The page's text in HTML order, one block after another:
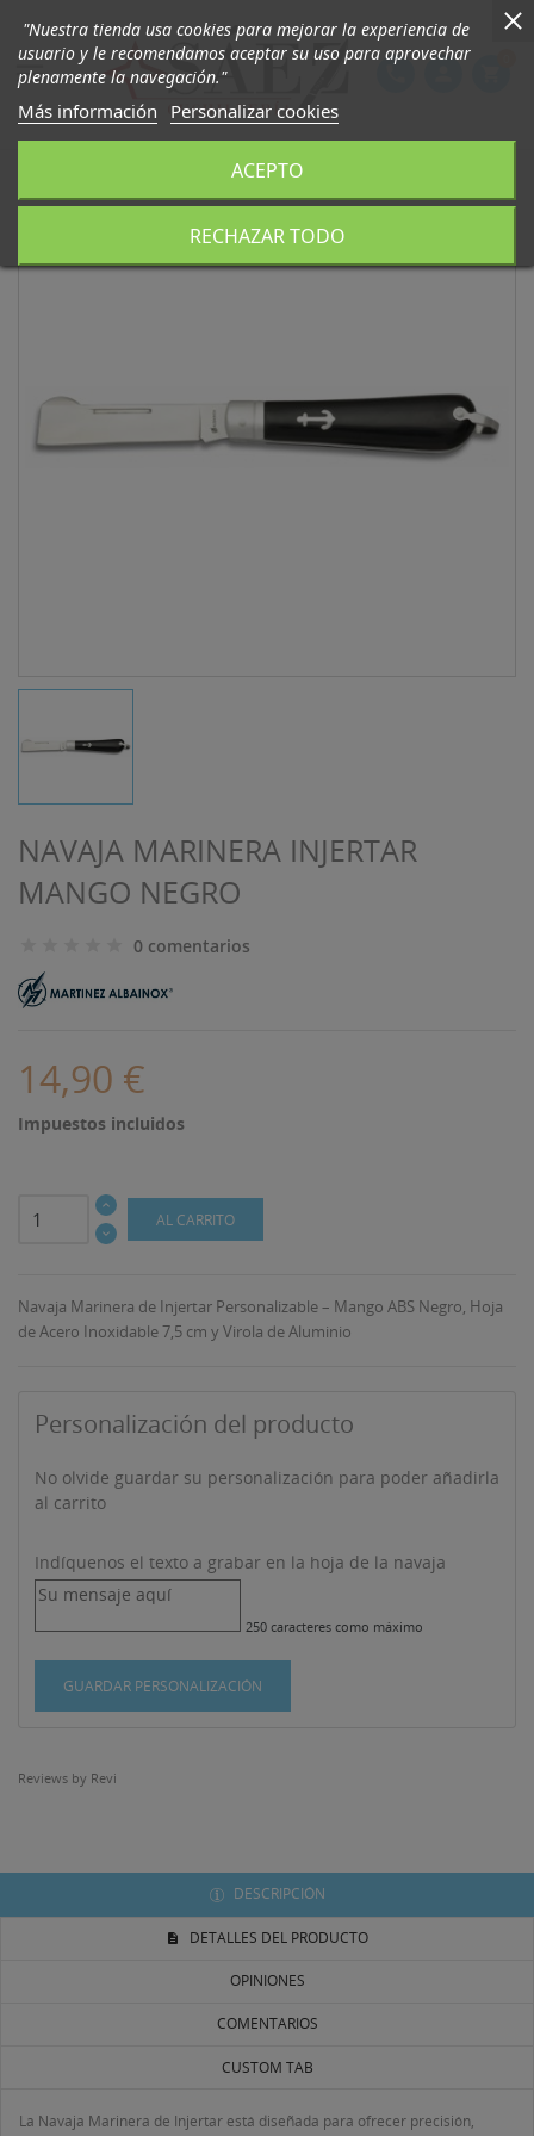

NAVAJA MARINERA INJERTAR
MANGO NEGRO
0 comentarios
14,90 €
Impuestos incluidos
AL CARRITO
Navaja Marinera de Injertar Personalizable – Mango ABS Negro, Hoja
de Acero Inoxidable 7,5 cm y Virola de Aluminio
Personalización del producto
No olvide guardar su personalización para poder añadirla
al carrito
Indíquenos el texto a grabar en la hoja de la navaja
250 caracteres como máximo
GUARDAR PERSONALIZACIÓN
Reviews by Revi
DESCRIPCIÓN
DETALLES DEL PRODUCTO
OPINIONES
COMENTARIOS
CUSTOM TAB
La Navaja Marinera de Injertar está diseñada para ofrecer precisión,
"Nuestra tienda usa cookies para mejorar la experiencia de
usuario y le recomendamos aceptar su uso para aprovechar
plenamente la navegación."
Más información Personalizar cookies
RECHAZAR TODO
ACEPTO